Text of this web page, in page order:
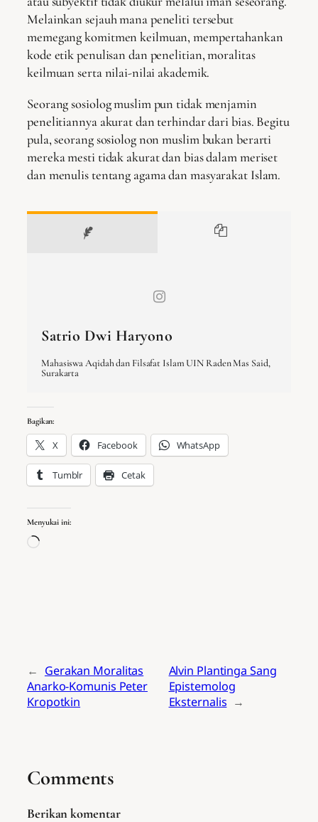
Melainkan sejauh mana peneliti tersebut
memegang komitmen keilmuan, mempertahankan
kode etik penulisan dan penelitian, moralitas
keilmuan serta nilai-nilai akademik.
Seorang sosiolog muslim pun tidak menjamin
penelitiannya akurat dan terhindar dari bias. Begitu
pula, seorang sosiolog non muslim bukan berarti
mereka mesti tidak akurat dan bias dalam meriset
dan menulis tentang agama dan masyarakat Islam.
Satrio Dwi Haryono
Mahasiswa Aqidah dan Filsafat Islam UIN Raden Mas Said,
Surakarta
Bagikan:
X Facebook WhatsApp
Tumblr Cetak
Menyukai ini:
Memuat...
← Gerakan Moralitas
Anarko-Komunis Peter
Kropotkin
Alvin Plantinga Sang
Epistemolog
Eksternalis →
Comments
Berikan komentar